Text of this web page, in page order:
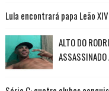
Lula encontrará papa Leão
ALTO DO